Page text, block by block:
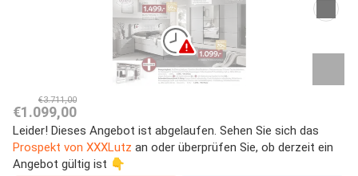
€3.711,00
€1.099,00
Leider! Dieses Angebot ist abgelaufen. Sehen Sie sich das
Prospekt von XXXLutz an oder überprüfen Sie, ob derzeit ein
Angebot gültig ist 👇